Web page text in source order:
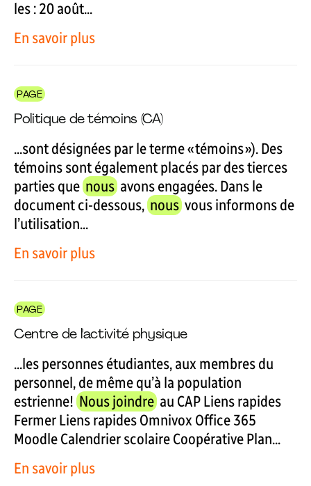
les : 20 août...
En savoir plus
PAGE
Politique de témoins (CA)
...sont désignées par le terme « témoins »). Des
témoins sont également placés par des tierces
parties que nous avons engagées. Dans le
document ci-dessous, nous vous informons de
l’utilisation...
En savoir plus
PAGE
Centre de l'activité physique
...les personnes étudiantes, aux membres du
personnel, de même qu’à la population
estrienne! Nous joindre au CAP Liens rapides
Fermer Liens rapides Omnivox Office 365
Moodle Calendrier scolaire Coopérative Plan...
En savoir plus